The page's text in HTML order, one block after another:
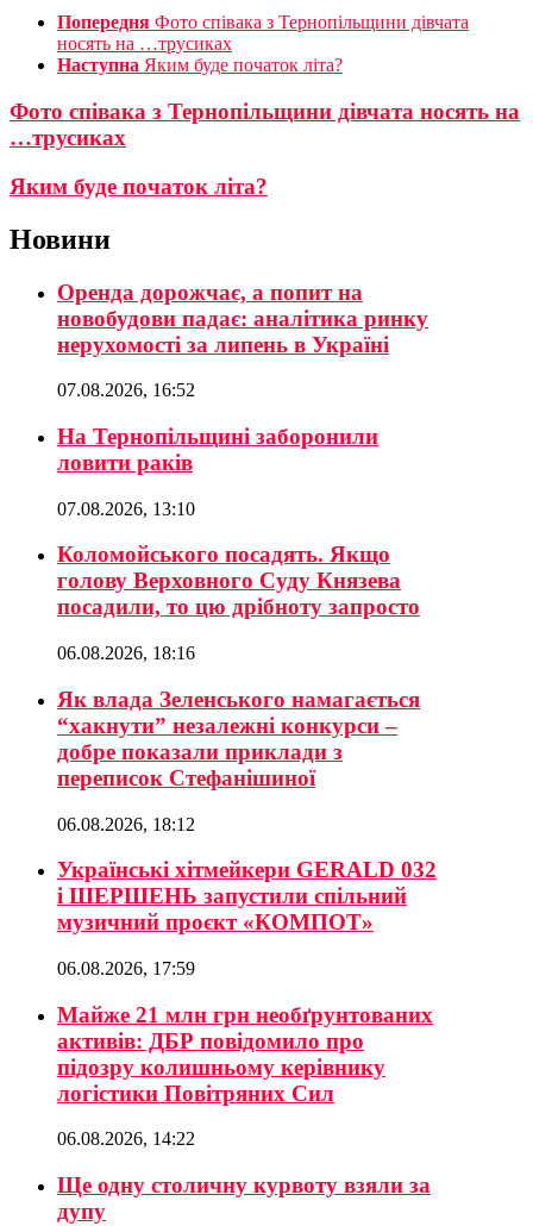
Попередня Фото співака з Тернопільщини дівчата
носять на …трусиках
Наступна Яким буде початок літа?
Фото співака з Тернопільщини дівчата носять на
…трусиках
Яким буде початок літа?
Новини
Оренда дорожчає, а попит на
новобудови падає: аналітика ринку
нерухомості за липень в Україні
07.08.2026, 16:52
На Тернопільщині заборонили
ловити раків
07.08.2026, 13:10
Коломойського посадять. Якщо
голову Верховного Суду Князева
посадили, то цю дрібноту запросто
06.08.2026, 18:16
Як влада Зеленського намагається
“хакнути” незалежні конкурси –
добре показали приклади з
переписок Стефанішиної
06.08.2026, 18:12
Українські хітмейкери GERALD 032
і ШЕРШЕНЬ запустили спільний
музичний проєкт «КОМПОТ»
06.08.2026, 17:59
Майже 21 млн грн необґрунтованих
активів: ДБР повідомило про
підозру колишньому керівнику
логістики Повітряних Сил
06.08.2026, 14:22
Ще одну столичну курвоту взяли за
дупу